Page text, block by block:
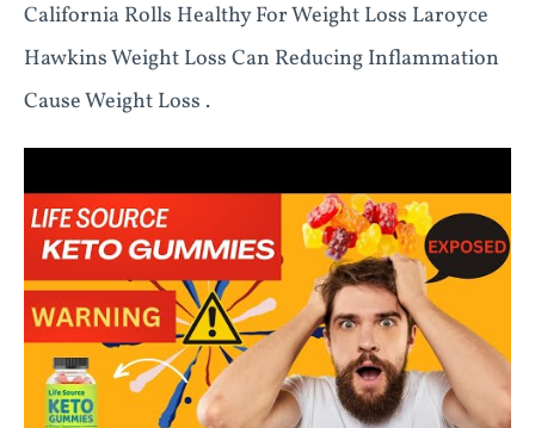
California Rolls Healthy For Weight Loss Laroyce
Hawkins Weight Loss Can Reducing Inflammation
Cause Weight Loss .